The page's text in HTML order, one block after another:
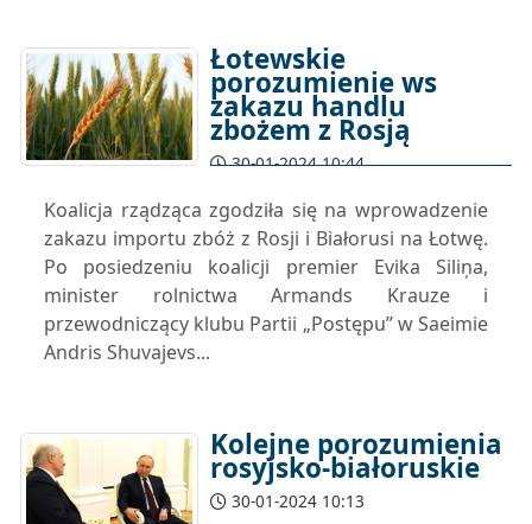
Łotewskie
porozumienie ws
zakazu handlu
zbożem z Rosją
30-01-2024 10:44
Koalicja rządząca zgodziła się na wprowadzenie
zakazu importu zbóż z Rosji i Białorusi na Łotwę.
Po posiedzeniu koalicji premier Evika Siliņa,
minister rolnictwa Armands Krauze i
przewodniczący klubu Partii „Postępu” w Saeimie
Andris Shuvajevs...
Kolejne porozumienia
rosyjsko-białoruskie
30-01-2024 10:13